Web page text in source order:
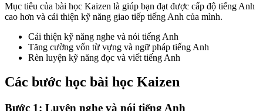
Mục tiêu của bài học Kaizen là giúp bạn đạt được cấp độ tiếng Anh
cao hơn và cải thiện kỹ năng giao tiếp tiếng Anh của mình.
Cải thiện kỹ năng nghe và nói tiếng Anh
Tăng cường vốn từ vựng và ngữ pháp tiếng Anh
Rèn luyện kỹ năng đọc và viết tiếng Anh
Các bước học bài học Kaizen
Bước 1: Luyện nghe và nói tiếng Anh